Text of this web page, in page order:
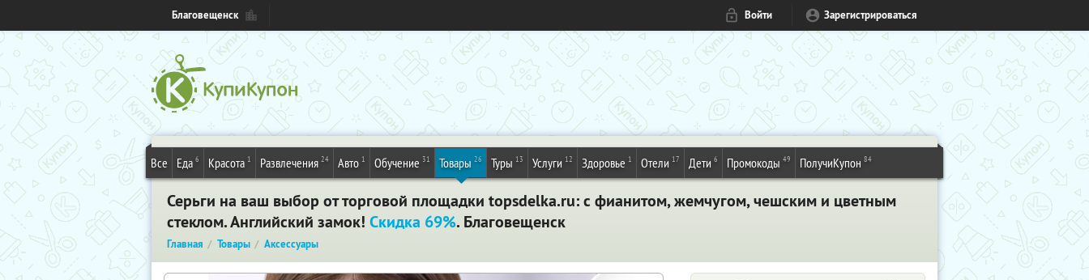
Благовещенск Войти Зарегистрироваться
Все Еда 6 Красота 1 Развлечения 24 Авто 1 Обучение 31 Товары 26 Туры 13 Услуги 12 Здоровье 1 Отели 17 Дети 6 Промокоды 49 ПолучиКупон 84
Серьги на ваш выбор от торговой площадки topsdelka.ru: с фианитом, жемчугом, чешским и цветным
стеклом. Английский замок! Скидка 69%. Благовещенск
Главная Товары Аксессуары